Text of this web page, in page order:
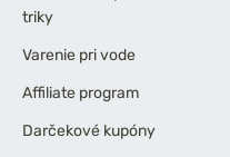
triky
Varenie pri vode
Affiliate program
Darčekové kupóny